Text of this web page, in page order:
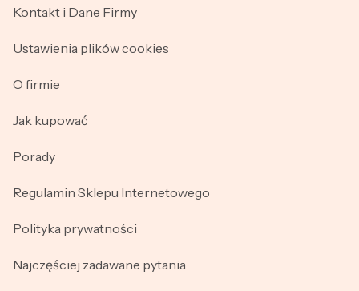
Kontakt i Dane Firmy
Ustawienia plików cookies
O firmie
Jak kupować
Porady
Regulamin Sklepu Internetowego
Polityka prywatności
Najczęściej zadawane pytania